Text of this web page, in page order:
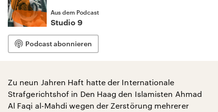
Aus dem Podcast
Studio 9
Podcast abonnieren
Zu neun Jahren Haft hatte der Internationale
Strafgerichtshof in Den Haag den Islamisten Ahmad
Al Faqi al-Mahdi wegen der Zerstörung mehrerer